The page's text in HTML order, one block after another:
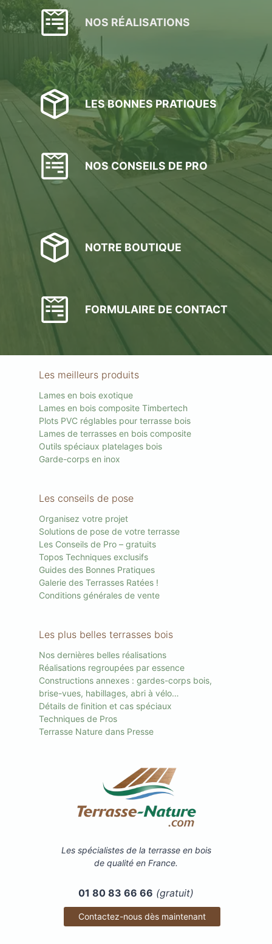
NOS RÉALISATIONS
LES BONNES PRATIQUES
NOS CONSEILS DE PRO
NOTRE BOUTIQUE
FORMULAIRE DE CONTACT
Les meilleurs produits
Lames en bois exotique
Lames en bois composite Timbertech
Plots PVC réglables pour terrasse bois
Lames de terrasses en bois composite
Outils spéciaux platelages bois
Garde-corps en inox
Les conseils de pose
Organisez votre projet
Solutions de pose de votre terrasse
Les Conseils de Pro – gratuits
Topos Techniques exclusifs
Guides des Bonnes Pratiques
Galerie des Terrasses Ratées !
Conditions générales de vente
Les plus belles terrasses bois
Nos dernières belles réalisations
Réalisations regroupées par essence
Constructions annexes : gardes-corps bois,
brise-vues, habillages, abri à vélo…
Détails de finition et cas spéciaux
Techniques de Pros
Terrasse Nature dans Presse
Les spécialistes de la terrasse en bois
de qualité en France.
01 80 83 66 66 (gratuit)
Contactez-nous dès maintenant